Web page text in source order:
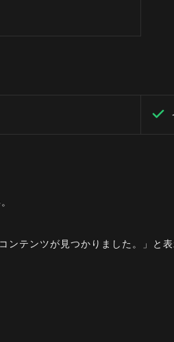
テンツが見つかりました。」と